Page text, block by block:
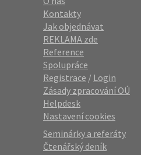
Kontakty
Jak objednávat
REKLAMA zde
Reference
Spolupráce
Registrace / Login
Zásady zpracování OÚ
Helpdesk
Nastavení cookies
Seminárky a referáty
Čtenářský deník